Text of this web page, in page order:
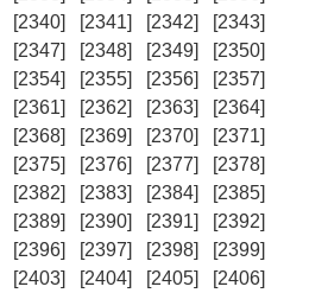
[2340] [2341] [2342]
[2343]
[2347] [2348] [2349]
[2350]
[2354] [2355] [2356]
[2357]
[2361] [2362] [2363]
[2364]
[2368] [2369] [2370]
[2371]
[2375] [2376] [2377]
[2378]
[2382] [2383] [2384]
[2385]
[2389] [2390] [2391]
[2392]
[2396] [2397] [2398]
[2399]
[2403] [2404] [2405]
[2406]